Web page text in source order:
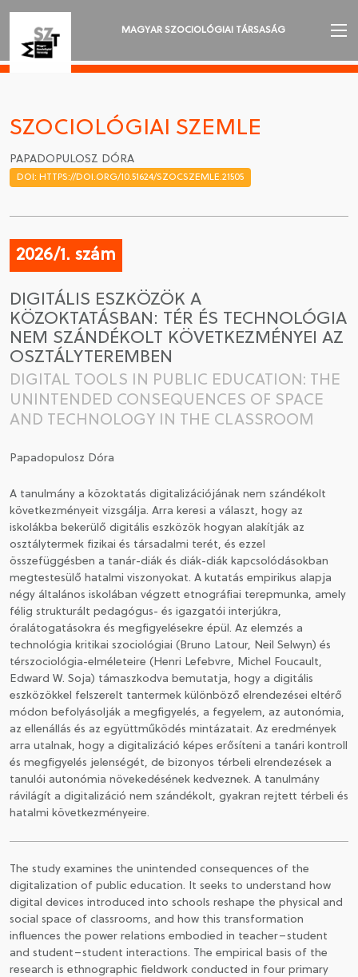
MAGYAR SZOCIOLÓGIAI TÁRSASÁG
AKTUALITÁSOK
VÁNDORGYŰLÉSEK
SZAKOSZTÁLYOK
DÍJAK
NYELVVÁLASZTÁS
CSATLAKOZÁS A TÁRSASÁGHOZ / MEGÚJÍTOM A
TAGSÁGOMAT
SZOCIOLÓGIAI SZEMLE
PAPADOPULOSZ DÓRA
DOI: HTTPS://DOI.ORG/10.51624/SZOCSZEMLE.21505
2026/1. szám
DIGITÁLIS ESZKÖZÖK A
KÖZOKTATÁSBAN: TÉR ÉS TECHNOLÓGIA
NEM SZÁNDÉKOLT KÖVETKEZMÉNYEI AZ
OSZTÁLYTEREMBEN
DIGITAL TOOLS IN PUBLIC EDUCATION: THE
UNINTENDED CONSEQUENCES OF SPACE
AND TECHNOLOGY IN THE CLASSROOM
Papadopulosz Dóra
A tanulmány a közoktatás digitalizációjának nem szándékolt
következményeit vizsgálja. Arra keresi a választ, hogy az
iskolákba bekerülő digitális eszközök hogyan alakítják az
osztálytermek fizikai és társadalmi terét, és ezzel
összefüggésben a tanár-diák és diák-diák kapcsolódásokban
megtestesülő hatalmi viszonyokat. A kutatás empirikus alapja
négy általános iskolában végzett etnográfiai terepmunka, amely
félig strukturált pedagógus- és igazgatói interjúkra,
óralátogatásokra és megfigyelésekre épül. Az elemzés a
technológia kritikai szociológiai (Bruno Latour, Neil Selwyn) és
térszociológia-elméleteire (Henri Lefebvre, Michel Foucault,
Edward W. Soja) támaszkodva bemutatja, hogy a digitális
eszközökkel felszerelt tantermek különböző elrendezései eltérő
módon befolyásolják a megfigyelés, a fegyelem, az autonómia,
az ellenállás és az együttműködés mintázatait. Az eredmények
arra utalnak, hogy a digitalizáció képes erősíteni a tanári kontroll
és megfigyelés jelenségét, de bizonyos térbeli elrendezések a
tanulói autonómia növekedésének kedveznek. A tanulmány
rávilágít a digitalizáció nem szándékolt, gyakran rejtett térbeli és
hatalmi következményeire.
The study examines the unintended consequences of the
digitalization of public education. It seeks to understand how
digital devices introduced into schools reshape the physical and
social space of classrooms, and how this transformation
influences the power relations embodied in teacher–student
and student–student interactions. The empirical basis of the
research is ethnographic fieldwork conducted in four primary